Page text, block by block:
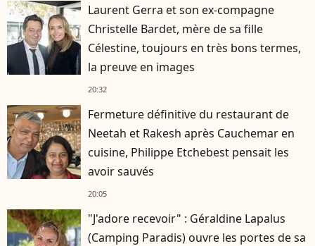
Laurent Gerra et son ex-compagne
Christelle Bardet, mère de sa fille
Célestine, toujours en très bons termes,
la preuve en images
20:32
Fermeture définitive du restaurant de
Neetah et Rakesh après Cauchemar en
cuisine, Philippe Etchebest pensait les
avoir sauvés
20:05
"J'adore recevoir" : Géraldine Lapalus
(Camping Paradis) ouvre les portes de sa